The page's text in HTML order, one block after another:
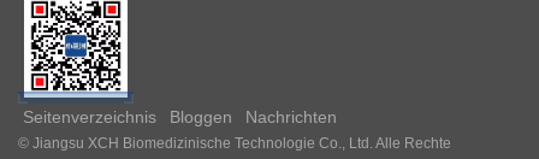
Seitenverzeichnis Bloggen Nachrichten
© Jiangsu XCH Biomedizinische Technologie Co., Ltd. Alle Rechte